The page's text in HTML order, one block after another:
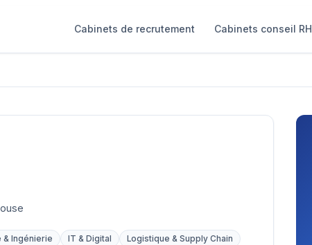
Cabinets de recrutement Cabinets conseil RH
& Ingénierie IT & Digital
Logistique & Supply Chain